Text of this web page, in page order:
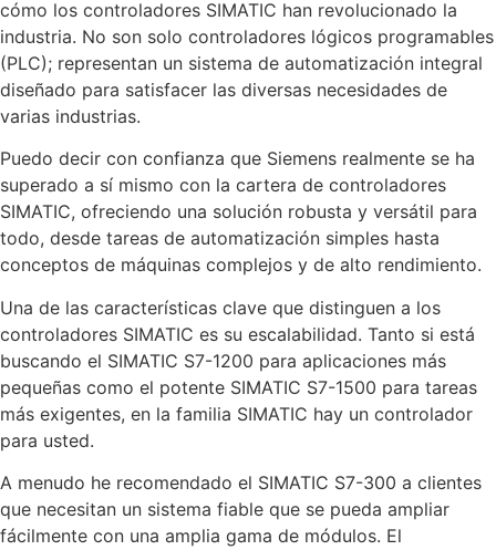
cómo los controladores SIMATIC han revolucionado la
industria. No son solo controladores lógicos programables
(PLC); representan un sistema de automatización integral
diseñado para satisfacer las diversas necesidades de
varias industrias.
Puedo decir con confianza que Siemens realmente se ha
superado a sí mismo con la cartera de controladores
SIMATIC, ofreciendo una solución robusta y versátil para
todo, desde tareas de automatización simples hasta
conceptos de máquinas complejos y de alto rendimiento.
Una de las características clave que distinguen a los
controladores SIMATIC es su escalabilidad. Tanto si está
buscando el SIMATIC S7-1200 para aplicaciones más
pequeñas como el potente SIMATIC S7-1500 para tareas
más exigentes, en la familia SIMATIC hay un controlador
para usted.
A menudo he recomendado el SIMATIC S7-300 a clientes
que necesitan un sistema fiable que se pueda ampliar
fácilmente con una amplia gama de módulos. El